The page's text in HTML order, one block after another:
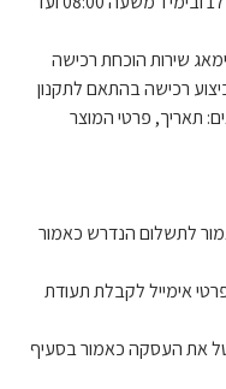
שירות הוכחת רכישה
רכישה בהתאם לתקנון
תאריך, פרטי המוצר
לתשלום הנדרש כאמור
אימייל לקבלת תעודת
את העסקה כאמור בסעיף